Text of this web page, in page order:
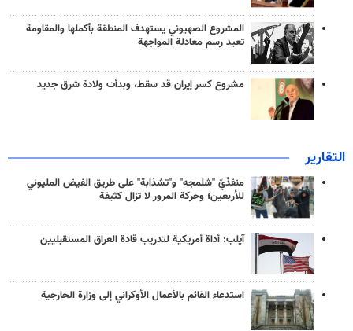
المشروع الصهيوني يستهدف المنطقة بأكملها والمقاومة
تعيد رسم معادلة المواجهة
مشروع كسر إيران قد سقط، وبدأت ولادة شرق جديد
التقارير
منفذَيّ "شلمجه" و"تشذابة" على طريق الفيض المليوني
للأربعين؛ وحركة المرور لا تزال كثيفة
آيلب: أداة أمريكية لتدريب قادة العراق المستقبليين
استدعاء القائم بالأعمال الأوكراني إلى وزارة الخارجية